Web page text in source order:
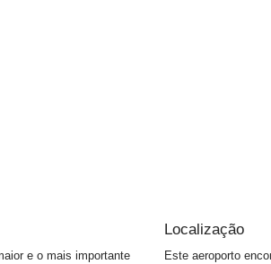
e o mais importante
Localização
Este aeroporto